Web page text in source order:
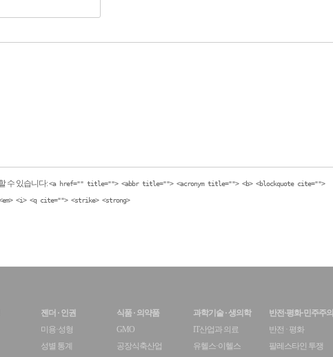
수 있습니다:<a href="" title=""> <abbr title=""> <acronym title=""> <b> <blockquote cite="">
<i> <q cite=""> <strike> <strong>
젠더 · 인권
미용·성형
성별 통계
식품 · 의약품
GMO
공장식축산업
과학기술 · 생의학
IT산업과 의료
유헬스·이헬스
반전·평화·민주주의
반전 · 평화
팔레스타인 투쟁